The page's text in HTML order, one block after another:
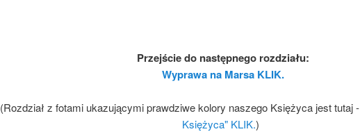
Przejście do następnego rozdziału:
Wyprawa na Marsa KLIK.
(Rozdział z fotami ukazującymi prawdziwe kolory naszego Księżyca jest tutaj -
Księżyca" KLIK.)